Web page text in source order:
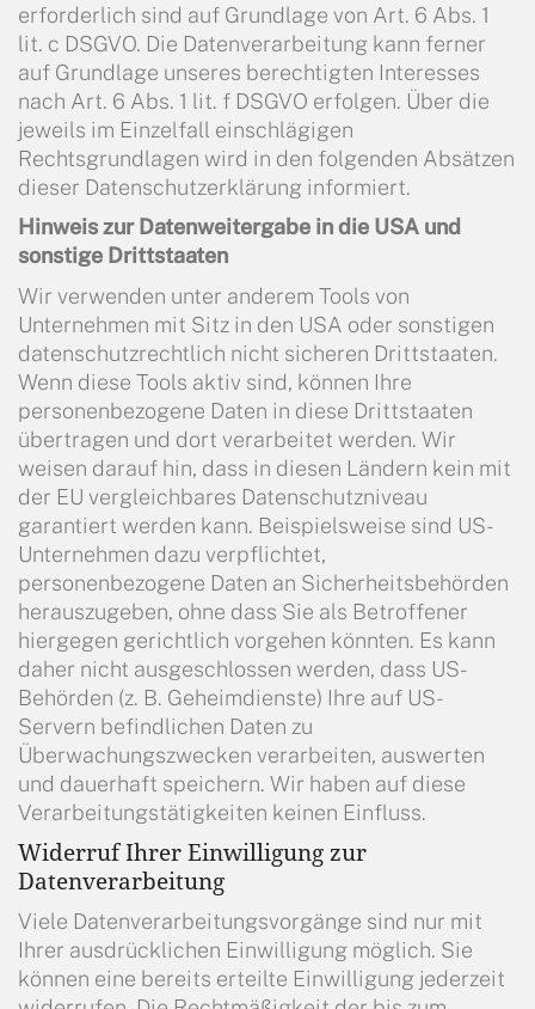
erforderlich sind auf Grundlage von Art. 6 Abs. 1
lit. c DSGVO. Die Datenverarbeitung kann ferner
auf Grundlage unseres berechtigten Interesses
nach Art. 6 Abs. 1 lit. f DSGVO erfolgen. Über die
jeweils im Einzelfall einschlägigen
Rechtsgrundlagen wird in den folgenden Absätzen
dieser Datenschutzerklärung informiert.
Hinweis zur Datenweitergabe in die USA und
sonstige Drittstaaten
Wir verwenden unter anderem Tools von
Unternehmen mit Sitz in den USA oder sonstigen
datenschutzrechtlich nicht sicheren Drittstaaten.
Wenn diese Tools aktiv sind, können Ihre
personenbezogene Daten in diese Drittstaaten
übertragen und dort verarbeitet werden. Wir
weisen darauf hin, dass in diesen Ländern kein mit
der EU vergleichbares Datenschutzniveau
garantiert werden kann. Beispielsweise sind US-
Unternehmen dazu verpflichtet,
personenbezogene Daten an Sicherheitsbehörden
herauszugeben, ohne dass Sie als Betroffener
hiergegen gerichtlich vorgehen könnten. Es kann
daher nicht ausgeschlossen werden, dass US-
Behörden (z. B. Geheimdienste) Ihre auf US-
Servern befindlichen Daten zu
Überwachungszwecken verarbeiten, auswerten
und dauerhaft speichern. Wir haben auf diese
Verarbeitungstätigkeiten keinen Einfluss.
Widerruf Ihrer Einwilligung zur
Datenverarbeitung
Viele Datenverarbeitungsvorgänge sind nur mit
Ihrer ausdrücklichen Einwilligung möglich. Sie
können eine bereits erteilte Einwilligung jederzeit